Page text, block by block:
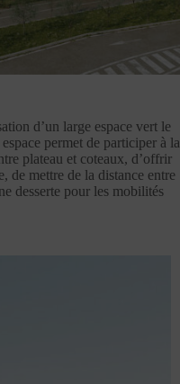
d’un large espace vert le
permet de participer à la
plateau et coteaux, d’offrir
de mettre de la distance entre
desserte pour les mobilités